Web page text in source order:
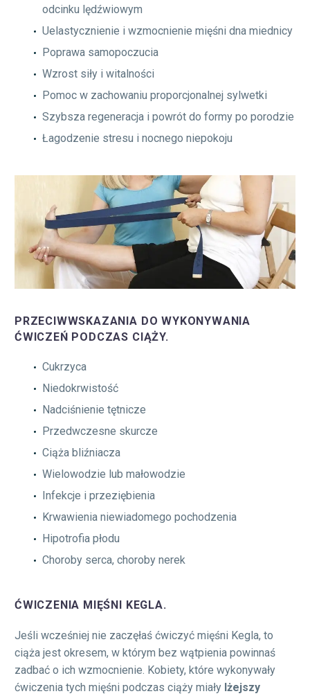
odcinku lędźwiowym
Uelastycznienie i wzmocnienie mięśni dna miednicy
Poprawa samopoczucia
Wzrost siły i witalności
Pomoc w zachowaniu proporcjonalnej sylwetki
Szybsza regeneracja i powrót do formy po porodzie
Łagodzenie stresu i nocnego niepokoju
PRZECIWWSKAZANIA DO WYKONYWANIA
ĆWICZEŃ PODCZAS CIĄŻY.
Cukrzyca
Niedokrwistość
Nadciśnienie tętnicze
Przedwczesne skurcze
Ciąża bliźniacza
Wielowodzie lub małowodzie
Infekcje i przeziębienia
Krwawienia niewiadomego pochodzenia
Hipotrofia płodu
Choroby serca, choroby nerek
ĆWICZENIA MIĘŚNI KEGLA.
Jeśli wcześniej nie zaczęłaś ćwiczyć mięśni Kegla, to
ciąża jest okresem, w którym bez wątpienia powinnaś
zadbać o ich wzmocnienie. Kobiety, które wykonywały
ćwiczenia tych mięśni podczas ciąży miały lżejszy